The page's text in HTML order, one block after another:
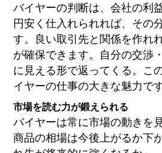
バイヤーの判断は、会社の利
円安く仕入れられれば、その
す。良い取引先と関係を作れ
が確保できます。自分の交渉
に見える形で返ってくる。こ
イヤーの仕事の大きな魅力です
市場を読む力が鍛えられる
バイヤーは常に市場の動きを
商品の相場は今後上がるか下